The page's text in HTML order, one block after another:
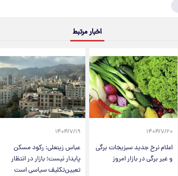
اخبار مرتبط
۱۴۰۴/۷/۲۰
اعلام نرخ جدید سبزیجات برگی
و غیر برگی در بازار امروز
۱۴۰۴/۷/۱۹
عباس زینعلی: رکود مسکن
پایدار نیست؛ بازار در انتظار
تعیین‌تکلیف سیاسی است